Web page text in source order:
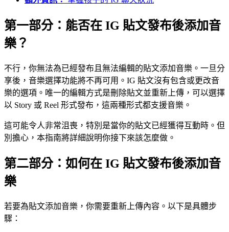
第一部分：能否在 IG 貼文發布後添加音
樂？
不行，你無法為已經發布且無法編輯的貼文添加音樂。一旦分
享後，音樂選擇功能將不再可用。IG 貼文沒有包含或更改音
樂的選項。唯一的編輯方式是刪除貼文並重新上傳，可以選擇
以 Story 或 Reel 形式發布，這兩種形式都支援音樂。
這可能令人非常沮喪，特別是當你的貼文已經獲得互動時。但
別擔心，本指南將詳細說明你接下來該怎麼做。
第二部分：如何在 IG 貼文發布後添加音
樂
若要為貼文添加音樂，你需要重新上傳內容。以下是具體步
驟：